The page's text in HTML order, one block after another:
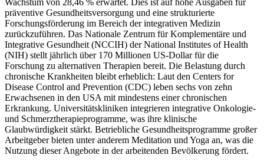
Wachstum von 28,46 % erwartet. Dies ist auf hohe Ausgaben für
präventive Gesundheitsversorgung und eine strukturierte
Forschungsförderung im Bereich der integrativen Medizin
zurückzuführen. Das Nationale Zentrum für Komplementäre und
Integrative Gesundheit (NCCIH) der National Institutes of Health
(NIH) stellt jährlich über 170 Millionen US-Dollar für die
Forschung zu alternativen Therapien bereit. Die Belastung durch
chronische Krankheiten bleibt erheblich: Laut den Centers for
Disease Control and Prevention (CDC) leben sechs von zehn
Erwachsenen in den USA mit mindestens einer chronischen
Erkrankung. Universitätskliniken integrieren integrative Onkologie-
und Schmerztherapieprogramme, was ihre klinische
Glaubwürdigkeit stärkt. Betriebliche Gesundheitsprogramme großer
Arbeitgeber bieten unter anderem Meditation und Yoga an, was die
Nutzung dieser Angebote in der arbeitenden Bevölkerung fördert.